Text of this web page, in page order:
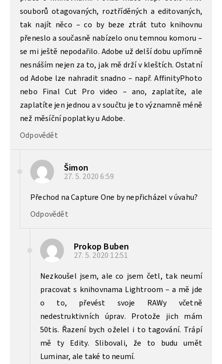
souborů otagovaných, roztříděných a editovaných,
tak najít něco – co by beze ztrát tuto knihovnu
přeneslo a současně nabízelo onu temnou komoru –
se mi ještě nepodařilo. Adobe už delší dobu upřímně
nesnáším nejen za to, jak mě drží v kleštích. Ostatní
od Adobe lze nahradit snadno – např. AffinityPhoto
nebo Final Cut Pro video – ano, zaplatíte, ale
zaplatíte jen jednou a v součtu je to významně méně
než měsíční poplatky u Adobe.
Odpovědět
Šimon
27. 5. 2020 6:59
Přechod na Capture One by nepřicházel v úvahu?
Odpovědět
Prokop Buben
27. 5. 2020 12:51
Nezkoušel jsem, ale co jsem četl, tak neumí
pracovat s knihovnama Lightroom – a mě jde
o to, převést svoje RAWy včetně
nedestruktivních úprav. Protože jich mám
50tis. Řazení bych oželel i to tagování. Trápí
mě ty Edity. Slibovali, že to budu umět
Luminar, ale také to neumí.